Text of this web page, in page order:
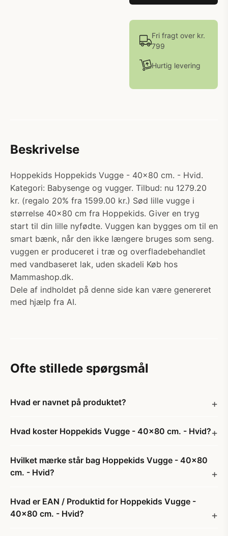
Fri fragt over kr.
799
Hurtig levering
Beskrivelse
Hoppekids Hoppekids Vugge - 40x80 cm. - Hvid.
Kategori: Babysenge og vugger. Tilbud: nu 1279.20
kr. (regalo 20% fra 1599.00 kr.) Sød lille vugge i
størrelse 40x80 cm fra Hoppekids. Giver en tryg
start til din lille nyfødte. Vuggen kan bygges om til en
smart bænk, når den ikke længere bruges som seng.
vuggen er produceret i træ og overfladebehandlet
med vandbaseret lak, uden skadeli Køb hos
Mammashop.dk.
Dele af indholdet på denne side kan være genereret
med hjælp fra AI.
Ofte stillede spørgsmål
Hvad er navnet på produktet?
Hvad koster Hoppekids Vugge - 40x80 cm. - Hvid?
Hvilket mærke står bag Hoppekids Vugge - 40x80
cm. - Hvid?
Hvad er EAN / Produktid for Hoppekids Vugge -
40x80 cm. - Hvid?